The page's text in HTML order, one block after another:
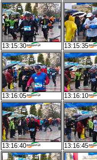
13:15:30 13:15:35
13:16:05 13:16:10
13:16:40 13:16:45